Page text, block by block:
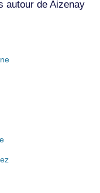
autour de Aizenay